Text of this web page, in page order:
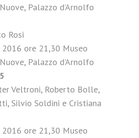
Palazzo d’Arnolfo
Rosi
ore 21,30 Museo
Palazzo d’Arnolfo
Veltroni, Roberto Bolle,
Silvio Soldini e Cristiana
ore 21,30 Museo